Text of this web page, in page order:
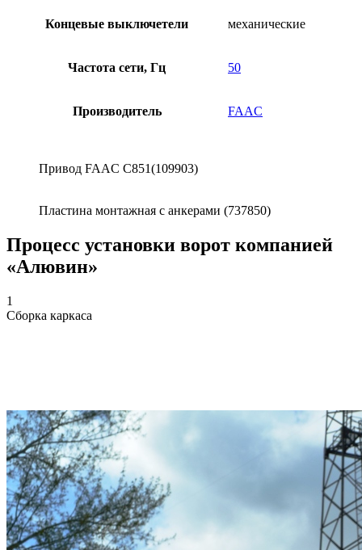
Концевые выключетели механические
Частота сети, Гц 50
Производитель FAAC
Привод FAAC С851(109903)
Пластина монтажная с анкерами (737850)
Процесс установки ворот компанией
«Алювин»
1
Сборка каркаса